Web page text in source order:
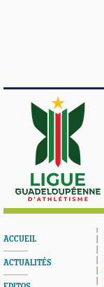
ACCUEIL
ACTUALITÉS